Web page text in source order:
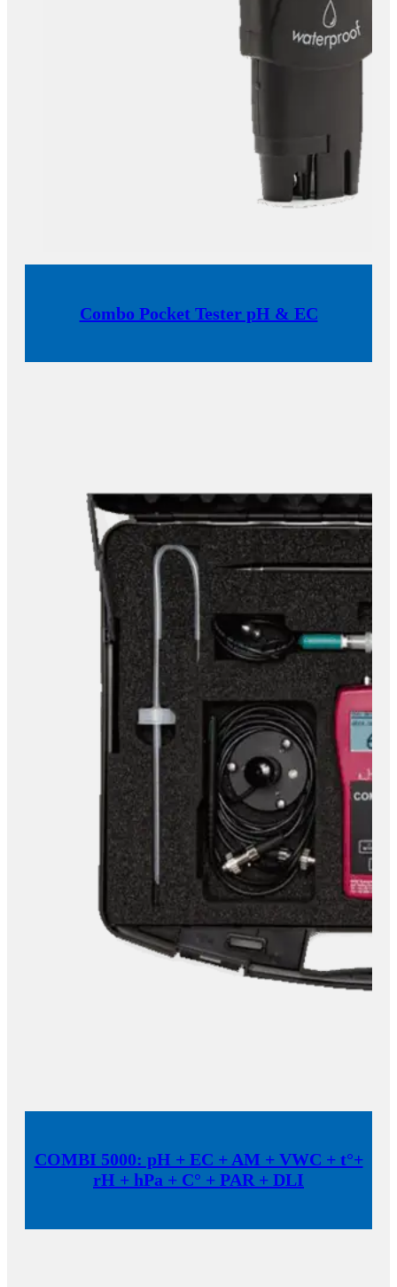
Combo Pocket Tester pH & EC
COMBI 5000: pH + EC + AM + VWC + t°+
rH + hPa + C° + PAR + DLI